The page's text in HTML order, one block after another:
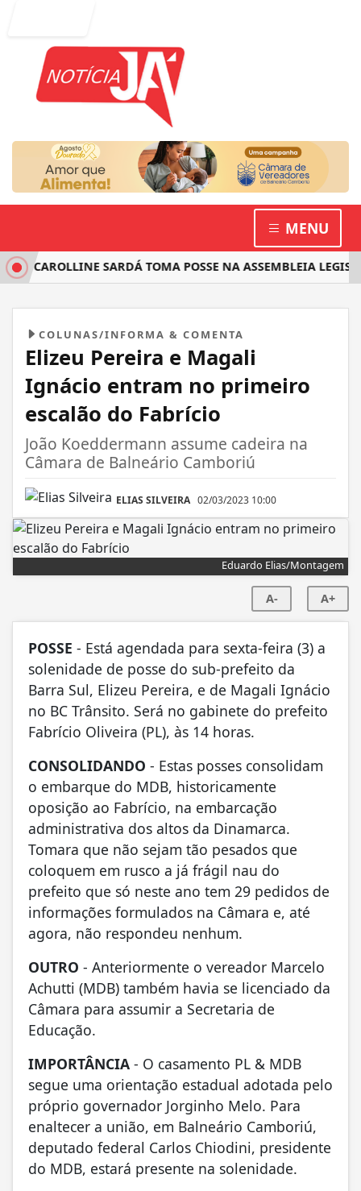
MENU
CAROLLINE SARDÁ TOMA POSSE NA ASSEMBLEIA
COLUNAS/INFORMA & COMENTA
Elizeu Pereira e Magali
Ignácio entram no primeiro
escalão do Fabrício
João Koeddermann assume cadeira na
Câmara de Balneário Camboriú
ELIAS SILVEIRA 02/03/2023 10:00
Eduardo Elias/Montagem
A- A+
POSSE - Está agendada para sexta-feira (3) a
solenidade de posse do sub-prefeito da
Barra Sul, Elizeu Pereira, e de Magali Ignácio
no BC Trânsito. Será no gabinete do prefeito
Fabrício Oliveira (PL), às 14 horas.
CONSOLIDANDO - Estas posses consolidam
o embarque do MDB, historicamente
oposição ao Fabrício, na embarcação
administrativa dos altos da Dinamarca.
Tomara que não sejam tão pesados que
coloquem em rusco a já frágil nau do
prefeito que só neste ano tem 29 pedidos de
informações formulados na Câmara e, até
agora, não respondeu nenhum.
OUTRO - Anteriormente o vereador Marcelo
Achutti (MDB) também havia se licenciado da
Câmara para assumir a Secretaria de
Educação.
IMPORTÂNCIA - O casamento PL & MDB
segue uma orientação estadual adotada pelo
próprio governador Jorginho Melo. Para
enaltecer a união, em Balneário Camboriú,
deputado federal Carlos Chiodini, presidente
do MDB, estará presente na solenidade.